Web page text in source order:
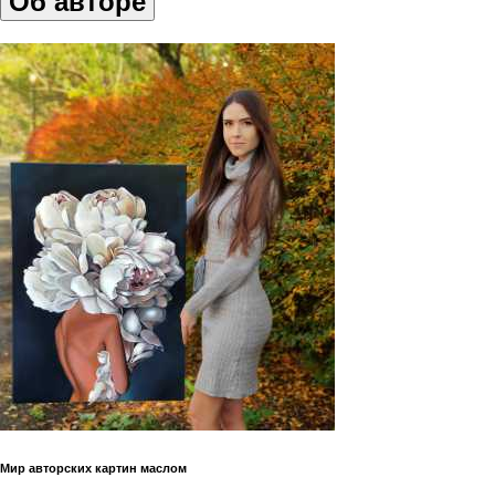
Мир авторских картин маслом